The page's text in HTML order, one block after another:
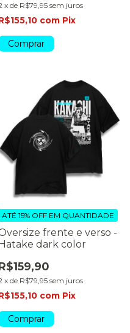
x de R$79,95 sem juros
com Pix
Comprar
frente e verso -
Hatake dark color
x de R$79,95 sem juros
ATÉ 15% OFF EM QUANTIDADE
com Pix
Comprar